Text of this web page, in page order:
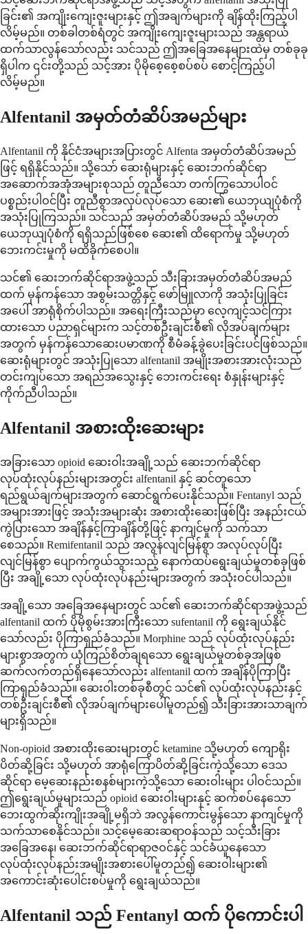
ခြင်း၏ အကျိုးကျေးဇူးများနှင့် ဤအချက်များကို ချိန်ထိုးကြည့်ပါ
လိမ့်မည်။ တစ်ခါတစ်ရံတွင် အကျိုးကျေးဇူးများသည် အန္တရာယ်
ထက်သာလွန်သော်လည်း သင်သည် ဤအခြေအနေများထဲမှ တစ်ခုခု
ရှိပါက ၎င်းတို့သည် သင့်အား ပိုမိုစေ့စေ့စပ်စပ် စောင့်ကြည့်ပါ
လိမ့်မည်။
Alfentanil အမှတ်တံဆိပ်အမည်များ
Alfentanil ကို နိုင်ငံအများအပြားတွင် Alfenta အမှတ်တံဆိပ်အမည်
ဖြင့် ရရှိနိုင်သည်။ သို့သော် ဆေးရုံများနှင့် ဆေးဘက်ဆိုင်ရာ
အဆောက်အအုံအများစုသည် တူညီသော တက်ကြွသောပါဝင်
ပစ္စည်းပါဝင်ပြီး တူညီစွာအလုပ်လုပ်သော ဆေး၏ ယေဘုယျပုံစံကို
အသုံးပြုကြသည်။ သင်သည် အမှတ်တံဆိပ်အမည် သို့မဟုတ်
ယေဘုယျပုံစံကို ရရှိသည်ဖြစ်စေ ဆေး၏ ထိရောက်မှု သို့မဟုတ်
ဘေးကင်းမှုကို မထိခိုက်စေပါ။
သင်၏ ဆေးဘက်ဆိုင်ရာအဖွဲ့သည် သီးခြားအမှတ်တံဆိပ်အမည်
ထက် မှန်ကန်သော အစွမ်းသတ္တိနှင့် ဖော်မြူလာကို အသုံးပြုခြင်း
အပေါ် အာရုံစိုက်ပါသည်။ အရေးကြီးသည်မှာ လေ့ကျင့်သင်ကြား
ထားသော ပညာရှင်များက သင့်တစ်ဦးချင်းစီ၏ လိုအပ်ချက်များ
အတွက် မှန်ကန်သောဆေးပမာဏကို စီမံခန့်ခွဲပေးခြင်းပင်ဖြစ်သည်။
ဆေးရုံများတွင် အသုံးပြုသော alfentanil အမျိုးအစားအားလုံးသည်
တင်းကျပ်သော အရည်အသွေးနှင့် ဘေးကင်းရေး စံနှုန်းများနှင့်
ကိုက်ညီပါသည်။
Alfentanil အစားထိုးဆေးများ
အခြားသော opioid ဆေးဝါးအချို့သည် ဆေးဘက်ဆိုင်ရာ
လုပ်ထုံးလုပ်နည်းများအတွင်း alfentanil နှင့် ဆင်တူသော
ရည်ရွယ်ချက်များအတွက် ဆောင်ရွက်ပေးနိုင်သည်။ Fentanyl သည်
အများအားဖြင့် အသုံးအများဆုံး အစားထိုးဆေးဖြစ်ပြီး အနည်းငယ်
ကွဲပြားသော အချိန်နှင့်ကြာချိန်တို့ဖြင့် နာကျင်မှုကို သက်သာ
စေသည်။ Remifentanil သည် အလွန်လျင်မြန်စွာ အလုပ်လုပ်ပြီး
လျင်မြန်စွာ ပျောက်ကွယ်သွားသည့် နောက်ထပ်ရွေးချယ်မှုတစ်ခုဖြစ်
ပြီး အချို့သော လုပ်ထုံးလုပ်နည်းများအတွက် အသုံးဝင်ပါသည်။
အချို့သော အခြေအနေများတွင် သင်၏ ဆေးဘက်ဆိုင်ရာအဖွဲ့သည်
alfentanil ထက် ပိုမိုစွမ်းအားကြီးသော sufentanil ကို ရွေးချယ်နိုင်
သော်လည်း ပိုကြာရှည်ခံသည်။ Morphine သည် လုပ်ထုံးလုပ်နည်း
များစွာအတွက် ယုံကြည်စိတ်ချရသော ရွေးချယ်မှုတစ်ခုအဖြစ်
ဆက်လက်တည်ရှိနေသော်လည်း alfentanil ထက် အချိန်ပိုကြာပြီး
ကြာရှည်ခံသည်။ ဆေးဝါးတစ်ခုစီတွင် သင်၏ လုပ်ထုံးလုပ်နည်းနှင့်
တစ်ဦးချင်းစီ၏ လိုအပ်ချက်များပေါ်မူတည်၍ သီးခြားအားသာချက်
များရှိသည်။
Non-opioid အစားထိုးဆေးများတွင် ketamine သို့မဟုတ် ကျောရိုး
ပိတ်ဆို့ခြင်း သို့မဟုတ် အာရုံကြောပိတ်ဆို့ခြင်းကဲ့သို့သော ဒေသ
ဆိုင်ရာ မေ့ဆေးနည်းစနစ်များကဲ့သို့သော ဆေးဝါးများ ပါဝင်သည်။
ဤရွေးချယ်မှုများသည် opioid ဆေးဝါးများနှင့် ဆက်စပ်နေသော
ဘေးထွက်ဆိုးကျိုးအချို့မရှိဘဲ အလွန်ကောင်းမွန်သော နာကျင်မှုကို
သက်သာစေနိုင်သည်။ သင့်မေ့ဆေးဆရာဝန်သည် သင့်သီးခြား
အခြေအနေ၊ ဆေးဘက်ဆိုင်ရာရာဇဝင်နှင့် သင်ခံယူနေသော
လုပ်ထုံးလုပ်နည်းအမျိုးအစားပေါ်မူတည်၍ ဆေးဝါးများ၏
အကောင်းဆုံးပေါင်းစပ်မှုကို ရွေးချယ်သည်။
Alfentanil သည် Fentanyl ထက် ပိုကောင်းပါ